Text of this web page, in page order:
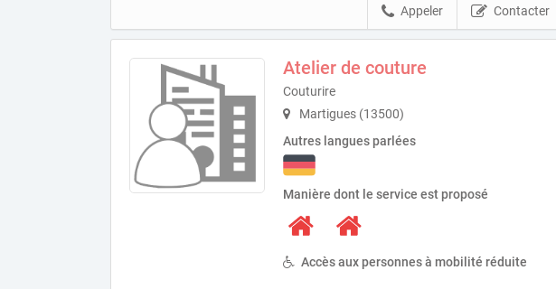
Contacter
Appeler
Atelier de couture
Couturire
Martigues (13500)
Autres langues parlées
Manière dont le service est proposé
Accès aux personnes à mobilité réduite